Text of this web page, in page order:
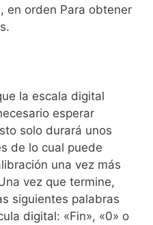
en orden Para obtener
la escala digital
esperar
solo durará unos
de lo cual puede
una vez más
vez que termine,
siguientes palabras
digital: «Fin», «0» o